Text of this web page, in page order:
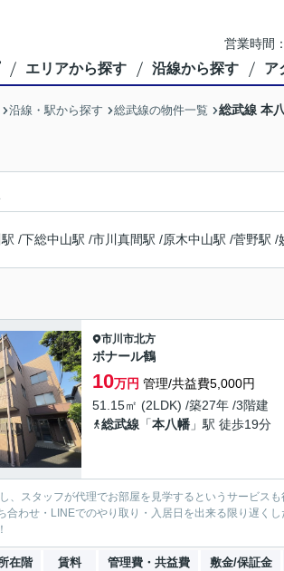
営業時間
エリアから探す 沿線から探す ア
沿線・駅から探す 総武線の物件一覧 総武線 本
/下総中山駅 /市川真間駅 /原木中山駅 /菅野駅 /
市川市北方
ボナール鶴
10万円 管理/共益費5,000円
51.15㎡ (2LDK) /築27年 /3階建
総武線 「本八幡 」駅 徒歩19分
、スタッフが代理でお部屋を見学するというサービスも
合わせ・LINEでのやり取り・入居日を出来る限り遅く
在階 賃料 管理費・共益費 敷金/保証金